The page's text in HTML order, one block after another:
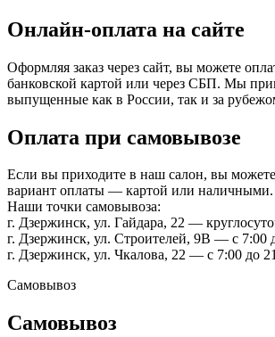
Онлайн-оплата на сайте
Оформляя заказ через сайт, вы можете
банковской картой или через СБП. Мы
выпущенные как в России, так и за
Оплата при самовывозе
Если вы приходите в наш салон, вы
вариант оплаты — картой или наличными.
Наши точки самовывоза:
г. Дзержинск, ул. Гайдара, 22 —
г. Дзержинск, ул. Строителей, 9В — с 7:00
г. Дзержинск, ул. Чкалова, 22 — с 7:00 до
Самовывоз
Самовывоз